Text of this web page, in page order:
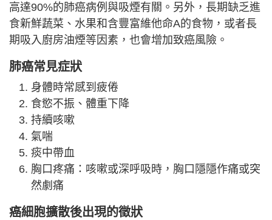
高達90%的肺癌病例與吸煙有關。另外，長期缺乏進
食新鮮蔬菜、水果和含豐富維他命A的食物，或者長
期吸入廚房油煙等因素，也會增加致癌風險。
肺癌常見症狀
身體時常感到疲倦
食慾不振、體重下降
持續咳嗽
氣喘
痰中帶血
胸口疼痛：咳嗽或深呼吸時，胸口隱隱作痛或突
然劇痛
癌細胞擴散後出現的徵狀